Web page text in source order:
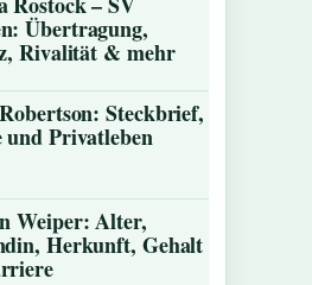
Übertragung,
Rivalität & mehr
Steckbrief,
und Privatleben
Weiper: Alter,
Herkunft, Gehalt